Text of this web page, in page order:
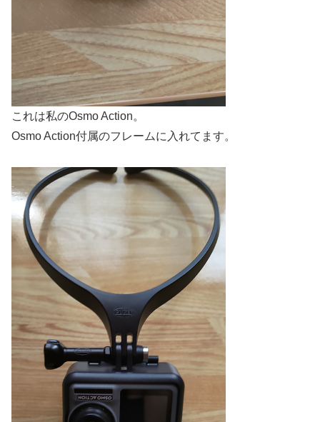
これは私のOsmo Action。
Osmo Action付属のフレームに入れてます。